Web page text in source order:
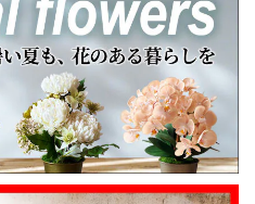
た。 予め希望やイメージを
れて下さり、ワンランクアッ
を作ってくださいました。
です。 また、お願いしま
屋さんです。
りがとうございます。 お